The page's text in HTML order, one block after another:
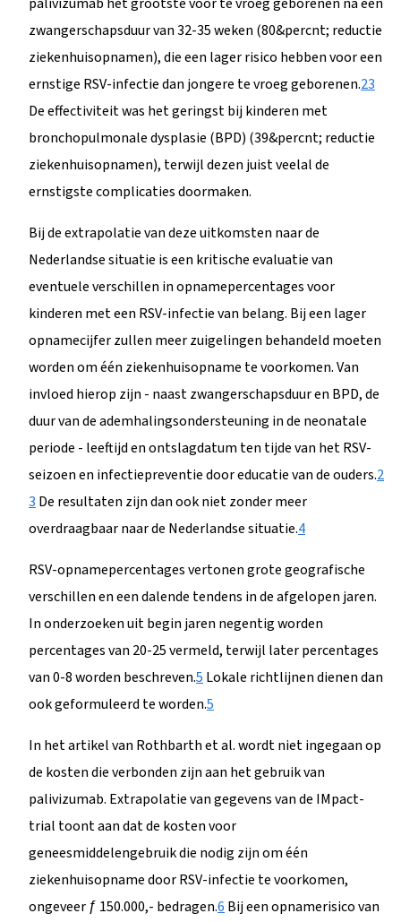
zwangerschapsduur van 32-35 weken (80&percnt; reductie
ziekenhuisopnamen), die een lager risico hebben voor een
ernstige RSV-infectie dan jongere te vroeg geborenen.23
De effectiviteit was het geringst bij kinderen met
bronchopulmonale dysplasie (BPD) (39&percnt; reductie
ziekenhuisopnamen), terwijl dezen juist veelal de
ernstigste complicaties doormaken.
Bij de extrapolatie van deze uitkomsten naar de
Nederlandse situatie is een kritische evaluatie van
eventuele verschillen in opnamepercentages voor
kinderen met een RSV-infectie van belang. Bij een lager
opnamecijfer zullen meer zuigelingen behandeld moeten
worden om één ziekenhuisopname te voorkomen. Van
invloed hierop zijn - naast zwangerschapsduur en BPD, de
duur van de ademhalingsondersteuning in de neonatale
periode - leeftijd en ontslagdatum ten tijde van het RSV-
seizoen en infectiepreventie door educatie van de ouders.2
3 De resultaten zijn dan ook niet zonder meer
overdraagbaar naar de Nederlandse situatie.4
RSV-opnamepercentages vertonen grote geografische
verschillen en een dalende tendens in de afgelopen jaren.
In onderzoeken uit begin jaren negentig worden
percentages van 20-25 vermeld, terwijl later percentages
van 0-8 worden beschreven.5 Lokale richtlijnen dienen dan
ook geformuleerd te worden.5
In het artikel van Rothbarth et al. wordt niet ingegaan op
de kosten die verbonden zijn aan het gebruik van
palivizumab. Extrapolatie van gegevens van de IMpact-
trial toont aan dat de kosten voor
geneesmiddelengebruik die nodig zijn om één
ziekenhuisopname door RSV-infectie te voorkomen,
ongeveer ƒ 150.000,- bedragen.6 Bij een opnamerisico van